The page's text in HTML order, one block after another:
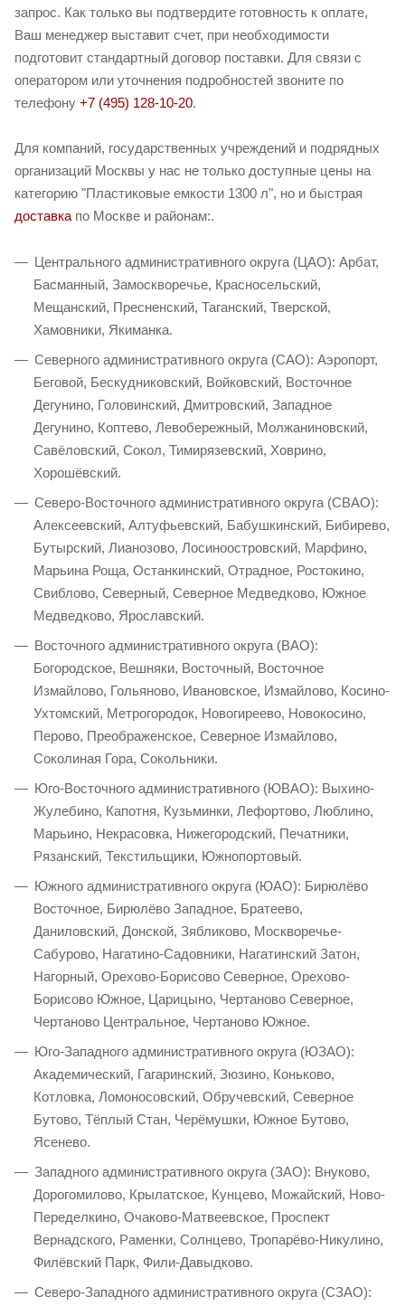
запрос. Как только вы подтвердите готовность к оплате,
Ваш менеджер выставит счет, при необходимости
подготовит стандартный договор поставки. Для связи с
оператором или уточнения подробностей звоните по
телефону +7 (495) 128-10-20.
Для компаний, государственных учреждений и подрядных
организаций Москвы у нас не только доступные цены на
категорию "Пластиковые емкости 1300 л", но и быстрая
доставка по Москве и районам:.
Центрального административного округа (ЦАО): Арбат,
Басманный, Замоскворечье, Красносельский,
Мещанский, Пресненский, Таганский, Тверской,
Хамовники, Якиманка.
Северного административного округа (САО): Аэропорт,
Беговой, Бескудниковский, Войковский, Восточное
Дегунино, Головинский, Дмитровский, Западное
Дегунино, Коптево, Левобережный, Молжаниновский,
Савёловский, Сокол, Тимирязевский, Ховрино,
Хорошёвский.
Северо-Восточного административного округа (СВАО):
Алексеевский, Алтуфьевский, Бабушкинский, Бибирево,
Бутырский, Лианозово, Лосиноостровский, Марфино,
Марьина Роща, Останкинский, Отрадное, Ростокино,
Свиблово, Северный, Северное Медведково, Южное
Медведково, Ярославский.
Восточного административного округа (ВАО):
Богородское, Вешняки, Восточный, Восточное
Измайлово, Гольяново, Ивановское, Измайлово, Косино-
Ухтомский, Метрогородок, Новогиреево, Новокосино,
Перово, Преображенское, Северное Измайлово,
Соколиная Гора, Сокольники.
Юго-Восточного административного (ЮВАО): Выхино-
Жулебино, Капотня, Кузьминки, Лефортово, Люблино,
Марьино, Некрасовка, Нижегородский, Печатники,
Рязанский, Текстильщики, Южнопортовый.
Южного административного округа (ЮАО): Бирюлёво
Восточное, Бирюлёво Западное, Братеево,
Даниловский, Донской, Зябликово, Москворечье-
Сабурово, Нагатино-Садовники, Нагатинский Затон,
Нагорный, Орехово-Борисово Северное, Орехово-
Борисово Южное, Царицыно, Чертаново Северное,
Чертаново Центральное, Чертаново Южное.
Юго-Западного административного округа (ЮЗАО):
Академический, Гагаринский, Зюзино, Коньково,
Котловка, Ломоносовский, Обручевский, Северное
Бутово, Тёплый Стан, Черёмушки, Южное Бутово,
Ясенево.
Западного административного округа (ЗАО): Внуково,
Дорогомилово, Крылатское, Кунцево, Можайский, Ново-
Переделкино, Очаково-Матвеевское, Проспект
Вернадского, Раменки, Солнцево, Тропарёво-Никулино,
Филёвский Парк, Фили-Давыдково.
Северо-Западного административного округа (СЗАО):